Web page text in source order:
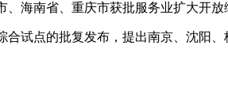
海南省、重庆市获批服务业扩大开放
试点的批复发布，提出南京、沈阳